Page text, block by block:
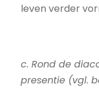
leven verder
c. Rond de
presentie (vgl.